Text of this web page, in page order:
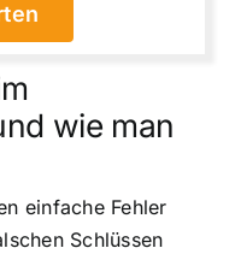
wie man
einfache Fehler
Schlüssen